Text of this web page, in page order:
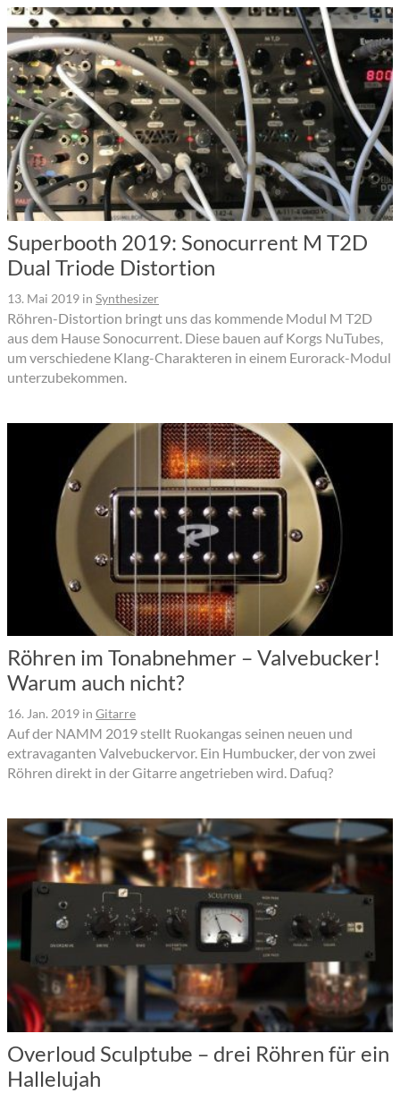
Superbooth 2019: Sonocurrent M T2D
Dual Triode Distortion
13. Mai 2019 in Synthesizer
Röhren-Distortion bringt uns das kommende Modul M T2D
aus dem Hause Sonocurrent. Diese bauen auf Korgs NuTubes,
um verschiedene Klang-Charakteren in einem Eurorack-Modul
unterzubekommen.
Röhren im Tonabnehmer – Valvebucker!
Warum auch nicht?
16. Jan. 2019 in Gitarre
Auf der NAMM 2019 stellt Ruokangas seinen neuen und
extravaganten Valvebuckervor. Ein Humbucker, der von zwei
Röhren direkt in der Gitarre angetrieben wird. Dafuq?
Overloud Sculptube – drei Röhren für ein
Hallelujah